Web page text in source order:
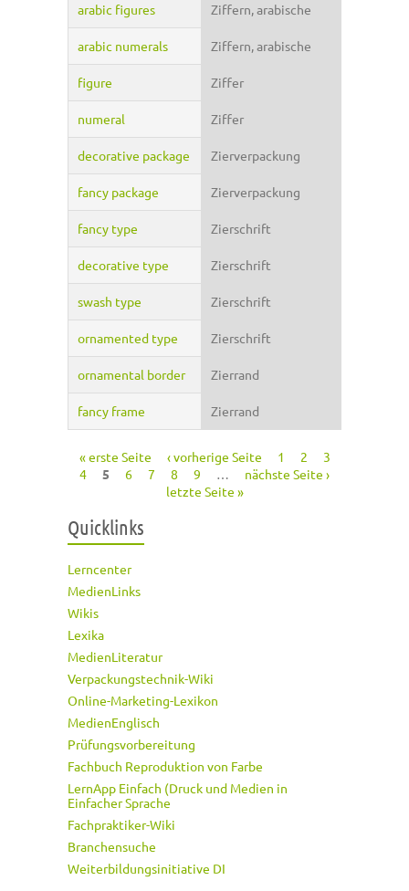
arabic figures Ziffern, arabische
arabic numerals Ziffern, arabische
figure Ziffer
numeral Ziffer
decorative package Zierverpackung
fancy package Zierverpackung
fancy type Zierschrift
decorative type Zierschrift
swash type Zierschrift
ornamented type Zierschrift
ornamental border Zierrand
fancy frame Zierrand
Seiten
« erste Seite ‹ vorherige Seite 1 2
3
4
5 6 7 8 9 …
nächste Seite ›
letzte Seite »
Quicklinks
Lerncenter
MedienLinks
Wikis
Lexika
MedienLiteratur
Verpackungstechnik-Wiki
Online-Marketing-Lexikon
MedienEnglisch
Prüfungsvorbereitung
Fachbuch Reproduktion von Farbe
LernApp Einfach (Druck und Medien in
Einfacher Sprache
Fachpraktiker-Wiki
Branchensuche
Weiterbildungsinitiative DI